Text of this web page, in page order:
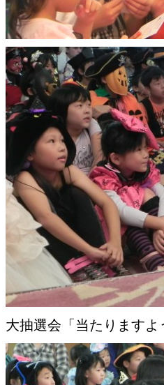
大抽選会「当たります